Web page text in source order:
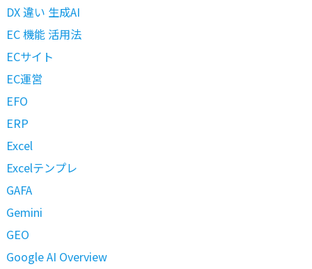
DX 違い 生成AI
EC 機能 活用法
ECサイト
EC運営
EFO
ERP
Excel
Excelテンプレ
GAFA
Gemini
GEO
Google AI Overview